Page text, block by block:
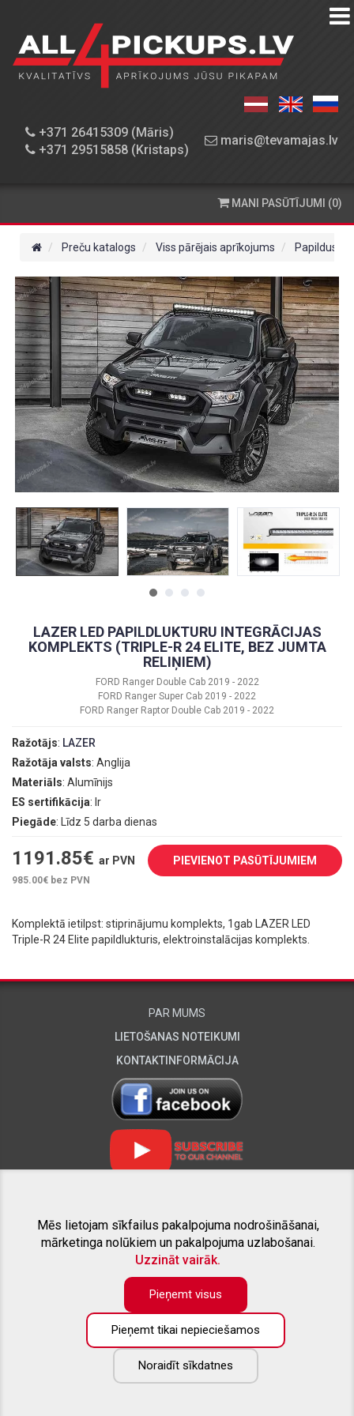
+371 26415309 (Māris)
+371 29515858 (Kristaps)
maris@tevamajas.lv
PREČU
KATALOGS
PIEGĀDE
KONTAKTINFORMĀCIJA
MANI PASŪTĪJUMI (0)
Preču katalogs Viss pārējais aprīkojums Papildus
LAZER LED PAPILDLUKTURU INTEGRĀCIJAS
KOMPLEKTS (TRIPLE-R 24 ELITE, BEZ JUMTA
RELIŅIEM)
FORD Ranger Double Cab 2019 - 2022
FORD Ranger Super Cab 2019 - 2022
FORD Ranger Raptor Double Cab 2019 - 2022
Ražotājs: LAZER
Ražotāja valsts: Anglija
Materiāls: Alumīnijs
ES sertifikācija: Ir
Piegāde: Līdz 5 darba dienas
1191.85€ ar PVN
985.00€ bez PVN
PIEVIENOT PASŪTĪJUMIEM
Komplektā ietilpst: stiprinājumu komplekts, 1gab LAZER LED
Triple-R 24 Elite papildlukturis, elektroinstalācijas komplekts.
PAR MUMS
LIETOŠANAS NOTEIKUMI
KONTAKTINFORMĀCIJA
SAISTĪTIE PROJEKTI
Preču katalogā pieejama tikai daļa no piedāvāto preču apjoma. Ja
nesanāk atrast interesējošo aprīkojumu savam pikapam - droši
zvaniet, vai rakstiet uz e-pastu. Labprāt sniegsim konsultāciju un
izveidosim Jūsu vēlmēm atbilstošu individuālu piedāvājumu.
Mēs lietojam sīkfailus pakalpojuma nodrošināšanai,
mārketinga nolūkiem un pakalpojuma uzlabošanai.
Uzzināt vairāk.
Pieņemt visus
Pieņemt tikai nepieciešamos
Noraidīt sīkdatnes